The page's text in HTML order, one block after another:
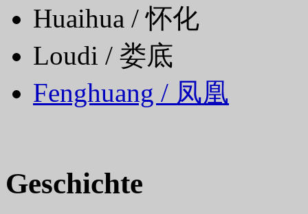
Huaihua / 怀化
Loudi / 娄底
Fenghuang / 凤凰
Geschichte